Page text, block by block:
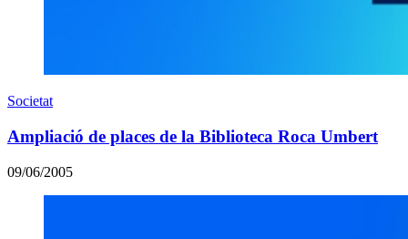
Societat
Ampliació de places de la Biblioteca Roca Umbert
09/06/2005